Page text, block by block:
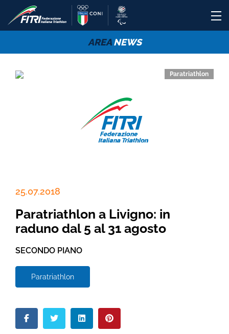
AREANEWS
Paratriathlon
25.07.2018
Paratriathlon a Livigno: in
raduno dal 5 al 31 agosto
SECONDO PIANO
Paratriathlon